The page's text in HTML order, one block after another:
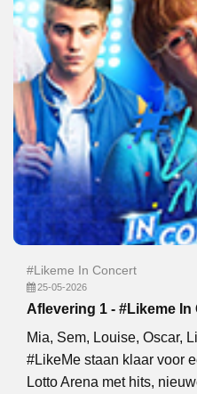
Janine Bisschops. Sinds
beschikbaar. Er zijn 2
recente in mei 2026.
#Likeme In Concert
25-05-2026
Aflevering 1 - #Likeme In
Mia, Sem, Louise, Oscar,
#LikeMe staan klaar voor
Lotto Arena met hits,